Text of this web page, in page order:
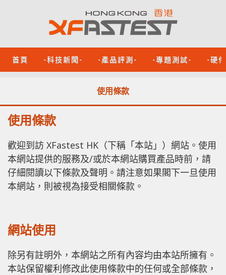
首頁 -科技新聞- -產品評測- -專題測試- -硬
使用條款
使用條款
歡迎到訪 XFastest HK（下稱「本站」）網站。使用
本網站提供的服務及/或於本網站購買產品時前，請
仔細閱讀以下條款及聲明。請注意如果閣下一旦使用
本網站，則被視為接受相關條款。
網站使用
除另有註明外，本網站之所有內容均由本站所擁有。
本站保留權利修改此使用條款中的任何或全部條款，